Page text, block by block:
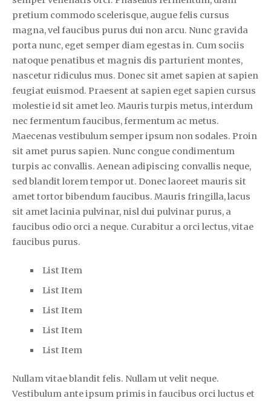
pretium commodo scelerisque, augue felis cursus
magna, vel faucibus purus dui non arcu. Nunc gravida
porta nunc, eget semper diam egestas in. Cum sociis
natoque penatibus et magnis dis parturient montes,
nascetur ridiculus mus. Donec sit amet sapien at sapien
feugiat euismod. Praesent at sapien eget sapien cursus
molestie id sit amet leo. Mauris turpis metus, interdum
nec fermentum faucibus, fermentum ac metus.
Maecenas vestibulum semper ipsum non sodales. Proin
sit amet purus sapien. Nunc congue condimentum
turpis ac convallis. Aenean adipiscing convallis neque,
sed blandit lorem tempor ut. Donec laoreet mauris sit
amet tortor bibendum faucibus. Mauris fringilla, lacus
sit amet lacinia pulvinar, nisl dui pulvinar purus, a
faucibus odio orci a neque. Curabitur a orci lectus, vitae
faucibus purus.
List Item
List Item
List Item
List Item
List Item
Nullam vitae blandit felis. Nullam ut velit neque.
Vestibulum ante ipsum primis in faucibus orci luctus et